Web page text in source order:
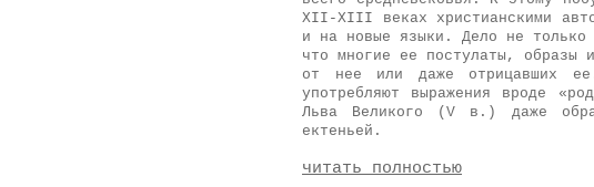
XII-XIII веках христианскими
и на новые языки. Дело не
что многие ее постулаты, образы
от нее или даже отрицавших
употребляют выражения вроде
Льва Великого (V в.) даже
ектеньей.
читать полностью